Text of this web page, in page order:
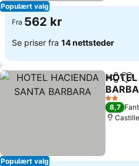
Populært valg
Fra 562 kr
Se priser fra 14 nettsteder
Populært valg
Del
2 Stjerner
8,7